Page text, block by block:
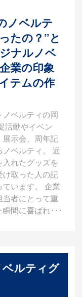
ノベルテ
たの？”と
ナルノベ
業の印象
テムの作
ベルティの岡
活動やイベン
展示会、周年記
ベルティ。 近
れたグッズを
け取った人の記
います。 企業
者にとって重
間に喜ばれ･･･
ルティグ